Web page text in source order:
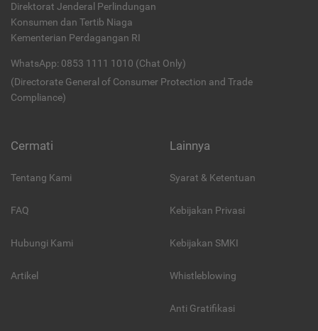
Direktorat Jenderal Perlindungan
Konsumen dan Tertib Niaga
Kementerian Perdagangan RI
WhatsApp: 0853 1111 1010 (Chat Only)
(Directorate General of Consumer Protection and Trade
Compliance)
Cermati
Tentang Kami
FAQ
Hubungi Kami
Artikel
Lainnya
Syarat & Ketentuan
Kebijakan Privasi
Kebijakan SMKI
Whistleblowing
Anti Gratifikasi